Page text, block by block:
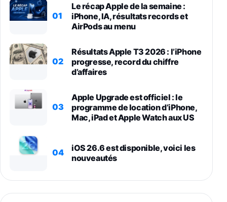
01
Le récap Apple de la semaine :
iPhone, IA, résultats records et
AirPods au menu
02
Résultats Apple T3 2026 : l’iPhone
progresse, record du chiffre
d’affaires
03
Apple Upgrade est officiel : le
programme de location d’iPhone,
Mac, iPad et Apple Watch aux US
04
iOS 26.6 est disponible, voici les
nouveautés